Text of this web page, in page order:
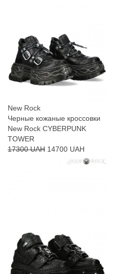
New Rock
Черные кожаные кроссовки
New Rock CYBERPUNK
TOWER
17300 UAH 14700 UAH